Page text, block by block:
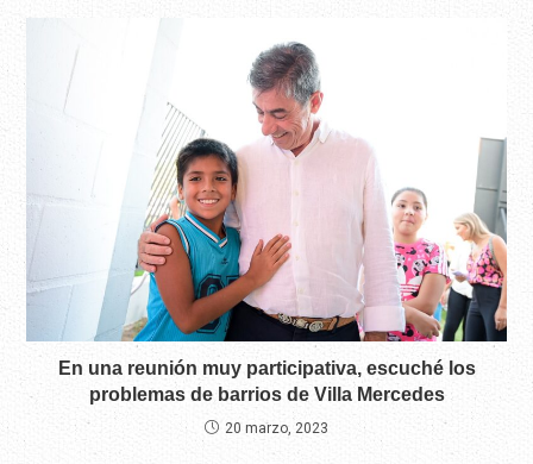
En una reunión muy participativa, escuché los
problemas de barrios de Villa Mercedes
20 marzo, 2023